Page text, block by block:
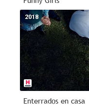
2018
Enterrados en casa